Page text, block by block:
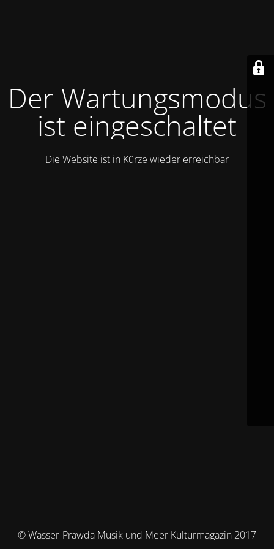
Der Wartungsmodus
ist eingeschaltet
Die Website ist in Kürze wieder erreichbar
© Wasser-Prawda Musik und Meer Kulturmagazin 2017